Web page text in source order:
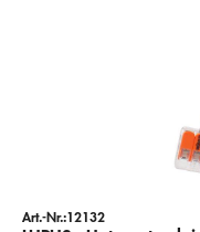
Art.-Nr.:12132